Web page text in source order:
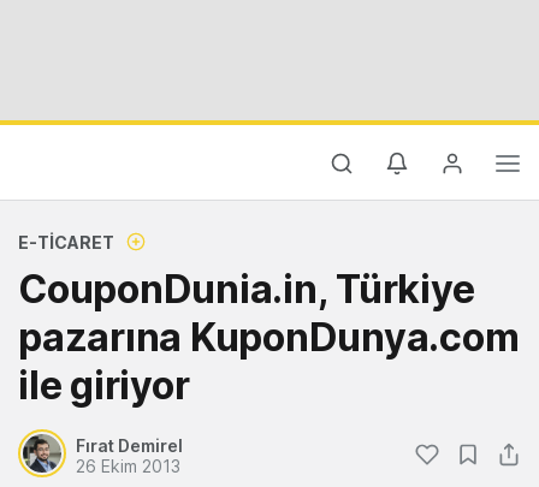
E-TICARET
CouponDunia.in, Türkiye
pazarına KuponDunya.com
ile giriyor
Fırat Demirel
26 Ekim 2013